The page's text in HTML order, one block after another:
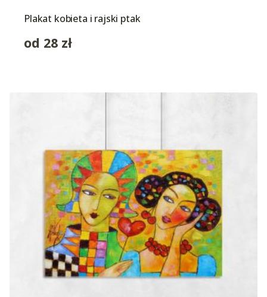
Plakat kobieta i rajski ptak
od 28 zł